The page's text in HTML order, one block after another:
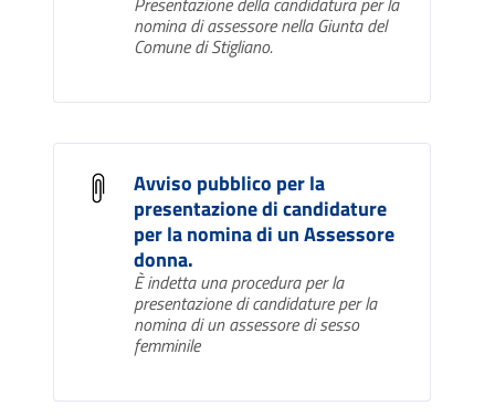
nomina di assessore nella Giunta del
Comune di Stigliano.
Avviso pubblico per la
presentazione di candidature
per la nomina di un Assessore
donna.
È indetta una procedura per la
presentazione di candidature per la
nomina di un assessore di sesso
femminile